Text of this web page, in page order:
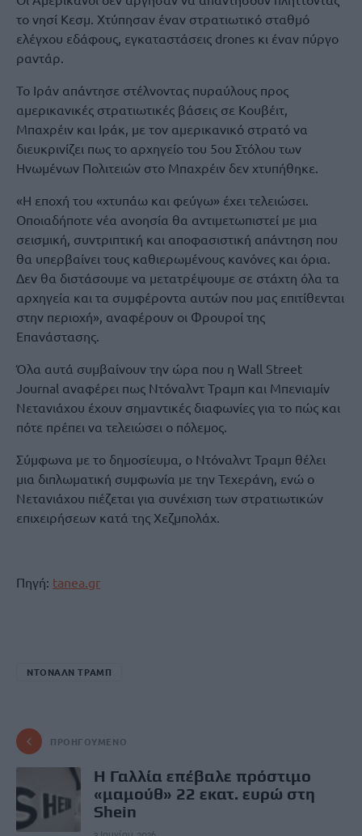
το νησί Κεσμ. Χτύπησαν έναν στρατιωτικό σταθμό
ελέγχου εδάφους, εγκαταστάσεις drones κι έναν πύργο
ραντάρ.
Το Ιράν απάντησε στέλνοντας πυραύλους προς
αμερικανικές στρατιωτικές βάσεις σε Κουβέιτ,
Μπαχρέιν και Ιράκ, με τον αμερικανικό στρατό να
διευκρινίζει πως το αρχηγείο του 5ου Στόλου των
Ηνωμένων Πολιτειών στο Μπαχρέιν δεν χτυπήθηκε.
«Η εποχή του «χτυπάω και φεύγω» έχει τελειώσει.
Οποιαδήποτε νέα ανοησία θα αντιμετωπιστεί με μια
σεισμική, συντριπτική και αποφασιστική απάντηση που
θα υπερβαίνει τους καθιερωμένους κανόνες και όρια.
Δεν θα διστάσουμε να μετατρέψουμε σε στάχτη όλα τα
αρχηγεία και τα συμφέροντα αυτών που μας επιτίθενται
στην περιοχή», αναφέρουν οι Φρουροί της
Επανάστασης.
Όλα αυτά συμβαίνουν την ώρα που η Wall Street
Journal αναφέρει πως Ντόναλντ Τραμπ και Μπενιαμίν
Νετανιάχου έχουν σημαντικές διαφωνίες για το πώς και
πότε πρέπει να τελειώσει ο πόλεμος.
Σύμφωνα με το δημοσίευμα, ο Ντόναλντ Τραμπ θέλει
μια διπλωματική συμφωνία με την Τεχεράνη, ενώ ο
Νετανιάχου πιέζεται για συνέχιση των στρατιωτικών
επιχειρήσεων κατά της Χεζμπολάχ.
Πηγή: tanea.gr
ΝΤΟΝΑΛΝ ΤΡΑΜΠ
ΠΡΟΗΓΟΎΜΕΝΟ
Η Γαλλία επέβαλε πρόστιμο
«μαμούθ» 22 εκατ. ευρώ στη
Shein